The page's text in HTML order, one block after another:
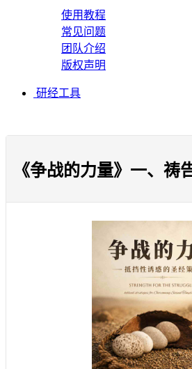
使用教程
常见问题
团队介绍
版权声明
研经工具
《争战的力量》一、祷